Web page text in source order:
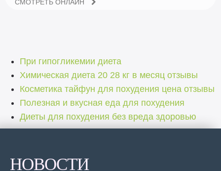
СМОТРЕТЬ ОНЛАЙН
При гипогликемии диета
Химическая диета 20 28 кг в месяц отзывы
Косметика тайфун для похудения цена отзывы
Полезная и вкусная еда для похудения
Диеты для похудения без вреда здоровью
НОВОСТИ